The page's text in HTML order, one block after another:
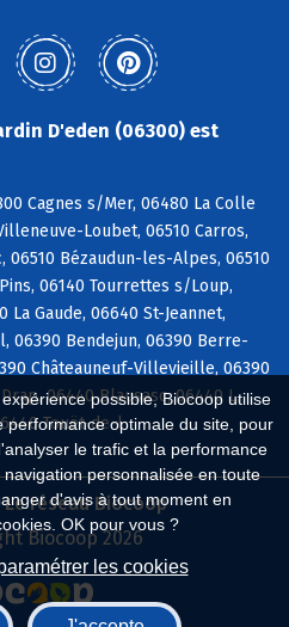
possible, Biocoop utilise
performance optimale du site, pour
le trafic et la performance
personnalisée en toute
d'avis à tout moment en
OK pour vous ?
les cookies
D'eden (06300) est
Cagnes s/Mer, 06480 La Colle
Loubet, 06510 Carros,
06510 Bézaudun-les-Alpes, 06510
06140 Tourrettes s/Loup,
La Gaude, 06640 St-Jeannet,
06390 Bendejun, 06390 Berre-
Châteauneuf-Villevieille, 06390
06440 Blausasc, 06440 L,
Touët-de-l
Le réseau Biocoop
Biocoop 2026